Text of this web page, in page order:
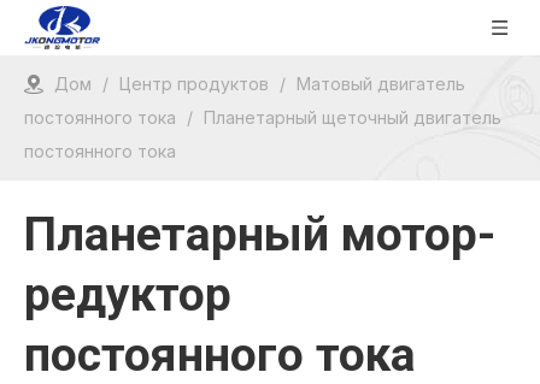
Дом / Центр продуктов / Матовый двигатель
постоянного тока
/ Планетарный щеточный двигатель
постоянного тока
Планетарный мотор-
редуктор
постоянного тока